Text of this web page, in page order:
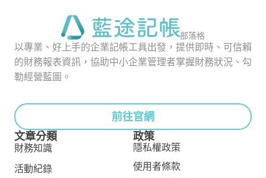
部落格
以專業、好上手的企業記帳工具出發，提供即時、可信賴
的財務報表資訊，協助中小企業管理者掌握財務狀況、勾
勒經營藍圖。
前往官網
文章分類
財務知識
活動紀錄
政策
隱私權政策
使用者條款